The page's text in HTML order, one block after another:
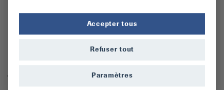
Contact
Tél. 032 913 22 77
Accepter tous
Refuser tout
Paramètres